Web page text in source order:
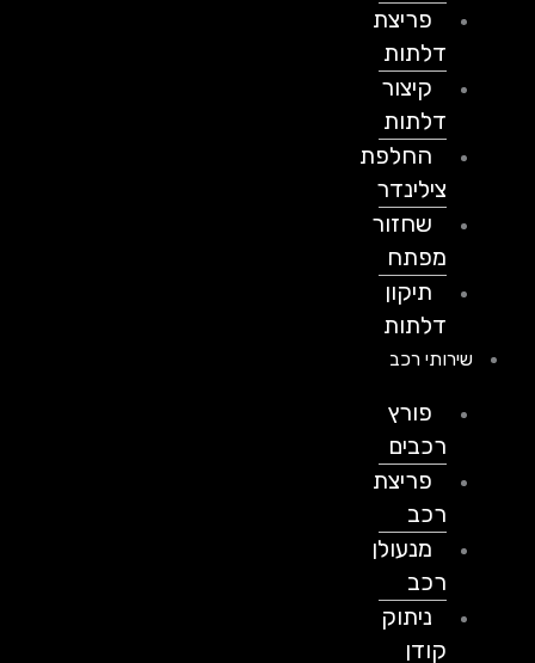
פריצת
דלתות
קיצור
דלתות
החלפת
צילינדר
שחזור
מפתח
תיקון
דלתות
שירותי רכב
פורץ
רכבים
פריצת
מנעולן
ניתוק